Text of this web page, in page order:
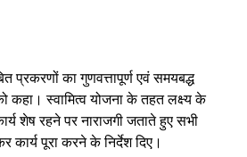
का गुणवत्तापूर्ण एवं समयबद्ध
कहा। स्वामित्व योजना के तहत लक्ष्य के
शेष रहने पर नाराजगी जताते हुए सभी
पूरा करने के निर्देश दिए।